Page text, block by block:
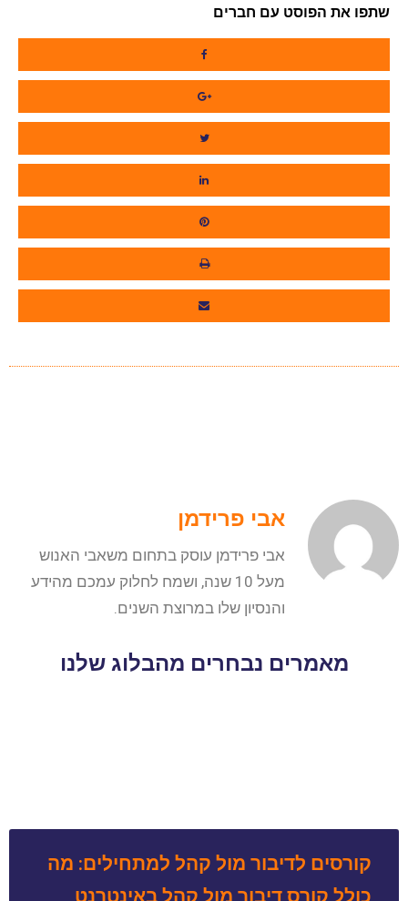
שתפו את הפוסט עם חברים
אבי פרידמן
אבי פרידמן עוסק בתחום משאבי האנוש
מעל 10 שנה, ושמח לחלוק עמכם מהידע
והנסיון שלו במרוצת השנים.
מאמרים נבחרים מהבלוג שלנו
קורסים לדיבור מול קהל למתחילים: מה
כולל קורס דיבור מול קהל באינטרנט